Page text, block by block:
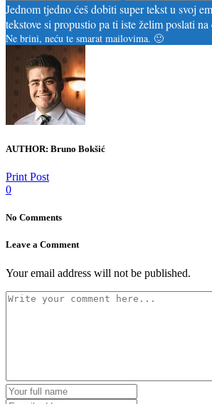
Jednom tjedno ćeš dobiti super tekst u svoj
tekstove si propustio pa ti iste želim poslati
Ne brini, neću te smarat mailovima. 🙂
AUTHOR: Bruno Bokšić
Print Post
0
No Comments
Leave a Comment
Your email address will not be published.